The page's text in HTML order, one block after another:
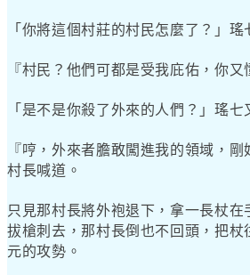
「你將這個村莊的村民怎麼了？」瑤
『村民？他們可都是受我庇佑，你又
「是不是你殺了外來的人們？」瑤七
『哼，外來者膽敢闖進我的領域，剛
村長喊道。
只見那村長將外袍退下，拿一長杖在
拔槍刺去，那村長倒也不回頭，把杖
元的攻勢。